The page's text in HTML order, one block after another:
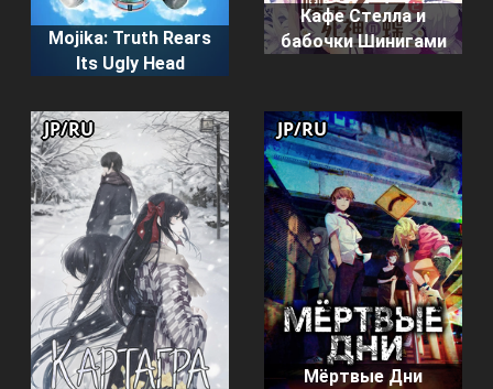
Mojika: Truth Rears
Its Ugly Head
Кафе Стелла и
бабочки Шинигами
JP/RU
Мёртвые Дни
JP/RU